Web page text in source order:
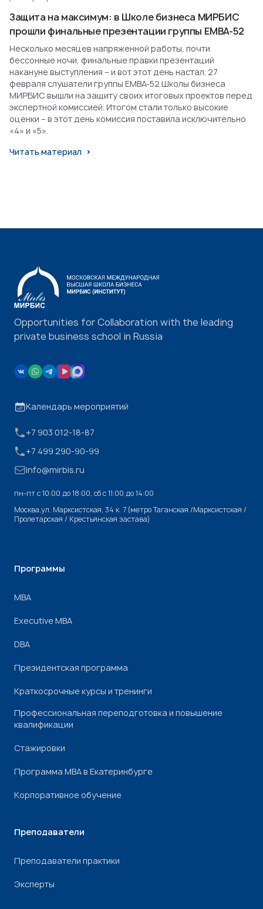
Защита на максимум: в Школе бизнеса МИРБИС
прошли финальные презентации группы EMBA-52
Несколько месяцев напряженной работы, почти
бессонные ночи, финальные правки презентаций
накануне выступления – и вот этот день настал. 27
февраля слушатели группы EMBA-52 Школы бизнеса
МИРБИС вышли на защиту своих итоговых проектов перед
экспертной комиссией. Итогом стали только высокие
оценки – в этот день комиссия поставила исключительно
«4» и «5».
Читать материал
Opportunities for Collaboration with the leading
private business school in Russia
Календарь мероприятий
+7 903 012-18-87
+7 499 290-90-99
info@mirbis.ru
пн-пт с 10:00 до 18:00, cб с 11:00 до 14:00
Москва,ул. Марксистская, 34 к. 7 (метро Таганская /Марксистская /
Пролетарская / Крестьянская застава)
Программы
МВА
Executive MBA
DBA
Президентская программа
Краткосрочные курсы и тренинги
Профессиональная переподготовка и повышение
квалификации
Стажировки
Программа МВА в Екатеринбурге
Корпоративное обучение
Преподаватели
Преподаватели практики
Эксперты